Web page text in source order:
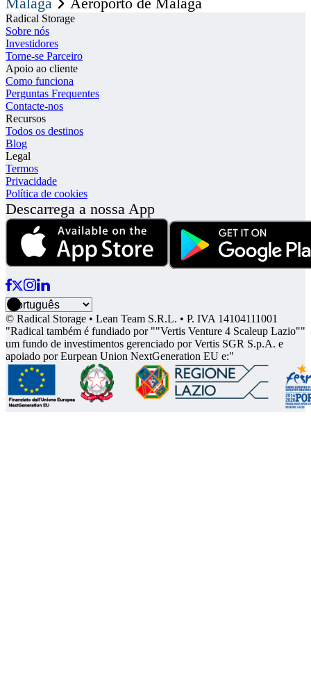
Radical Storage
Sobre nós
Investidores
Torne-se Parceiro
Apoio ao cliente
Como funciona
Perguntas Frequentes
Contacte-nos
Recursos
Todos os destinos
Blog
Legal
Termos
Privacidade
Política de cookies
Descarrega a nossa App
© Radical Storage • Lean Team S.R.L. • P. IVA 14104111001
"Radical também é fundiado por ""Vertis Venture 4 Scaleup Lazio""
um fundo de investimentos gerenciado por Vertis SGR S.p.A. e
apoiado por Eurpean Union NextGeneration EU e:"